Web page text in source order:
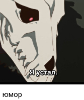
юмор